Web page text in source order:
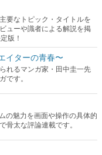
要なトピック・タイトルを
ューや識者による解説を掲
版！
イターの青春〜
れるマンガ家・田中圭一先
です。
の魅力を画面や操作の具体的
骨太な評論連載です。